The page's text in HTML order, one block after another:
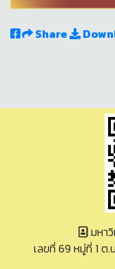
Share
มหา
เลขที่ 69 หมู่ที่ 1 ต